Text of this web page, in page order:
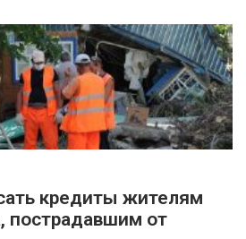
кредиты жителям
пострадавшим от